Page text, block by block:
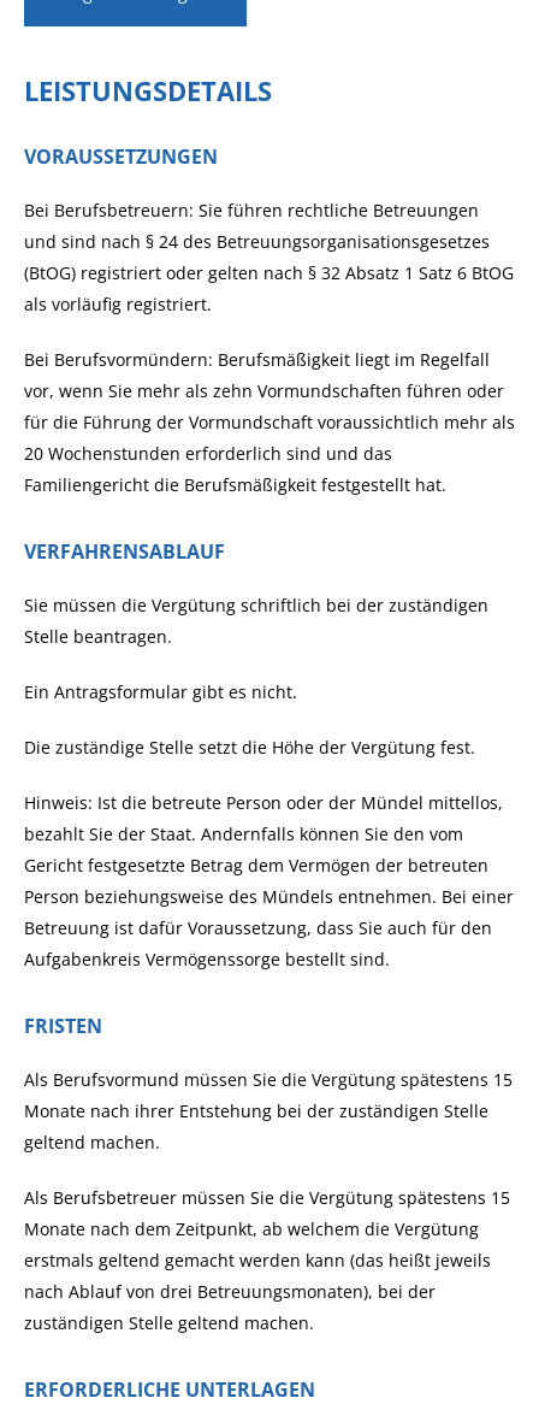
LEISTUNGSDETAILS
VORAUSSETZUNGEN
Bei Berufsbetreuern: Sie führen rechtliche Betreuungen
und sind nach § 24 des Betreuungsorganisationsgesetzes
(BtOG) registriert oder gelten nach § 32 Absatz 1 Satz 6 BtOG
als vorläufig registriert.
Bei Berufsvormündern: Berufsmäßigkeit liegt im Regelfall
vor, wenn Sie mehr als zehn Vormundschaften führen oder
für die Führung der Vormundschaft voraussichtlich mehr als
20 Wochenstunden erforderlich sind und das
Familiengericht die Berufsmäßigkeit festgestellt hat.
VERFAHRENSABLAUF
Sie müssen die Vergütung schriftlich bei der zuständigen
Stelle beantragen.
Ein Antragsformular gibt es nicht.
Die zuständige Stelle setzt die Höhe der Vergütung fest.
Hinweis: Ist die betreute Person oder der Mündel mittellos,
bezahlt Sie der Staat. Andernfalls können Sie den vom
Gericht festgesetzte Betrag dem Vermögen der betreuten
Person beziehungsweise des Mündels entnehmen. Bei einer
Betreuung ist dafür Voraussetzung, dass Sie auch für den
Aufgabenkreis Vermögenssorge bestellt sind.
FRISTEN
Als Berufsvormund müssen Sie die Vergütung spätestens 15
Monate nach ihrer Entstehung bei der zuständigen Stelle
geltend machen.
Als Berufsbetreuer müssen Sie die Vergütung spätestens 15
Monate nach dem Zeitpunkt, ab welchem die Vergütung
erstmals geltend gemacht werden kann (das heißt jeweils
nach Ablauf von drei Betreuungsmonaten), bei der
zuständigen Stelle geltend machen.
ERFORDERLICHE UNTERLAGEN